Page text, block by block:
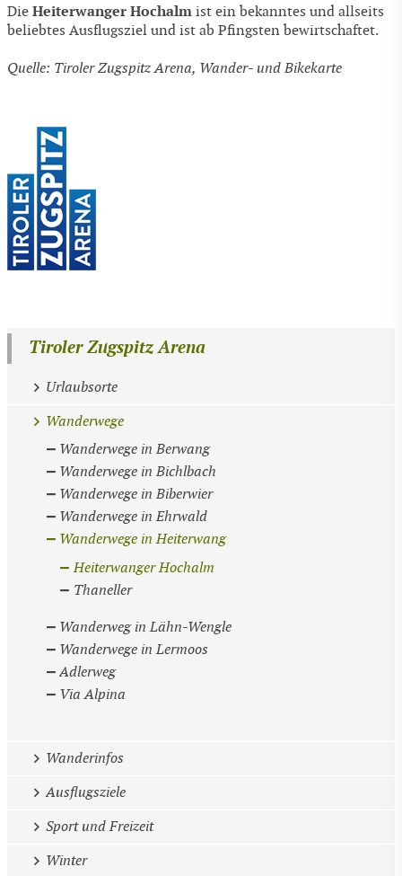
Die Heiterwanger Hochalm ist ein bekanntes und allseits
beliebtes Ausflugsziel und ist ab Pfingsten bewirtschaftet.
Quelle: Tiroler Zugspitz Arena, Wander- und Bikekarte
Tiroler Zugspitz Arena
Urlaubsorte
Wanderwege
Wanderwege in Berwang
Wanderwege in Bichlbach
Wanderwege in Biberwier
Wanderwege in Ehrwald
Wanderwege in Heiterwang
Heiterwanger Hochalm
Thaneller
Wanderweg in Lähn-Wengle
Wanderwege in Lermoos
Adlerweg
Via Alpina
Wanderinfos
Ausflugsziele
Sport und Freizeit
Winter